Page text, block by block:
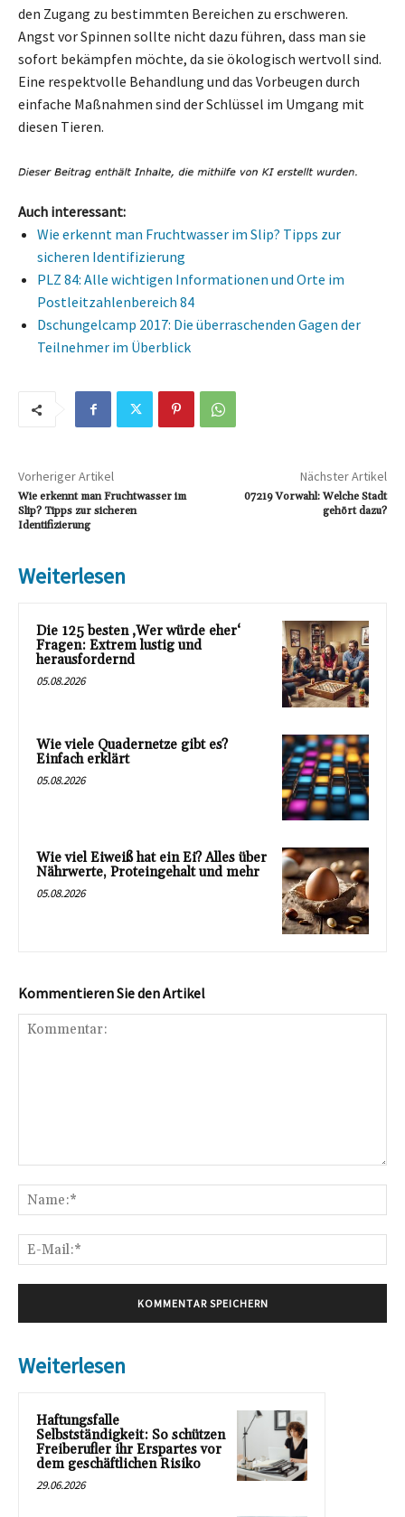
den Zugang zu bestimmten Bereichen zu erschweren.
Angst vor Spinnen sollte nicht dazu führen, dass man sie
sofort bekämpfen möchte, da sie ökologisch wertvoll sind.
Eine respektvolle Behandlung und das Vorbeugen durch
einfache Maßnahmen sind der Schlüssel im Umgang mit
diesen Tieren.
Auch interessant:
Wie erkennt man Fruchtwasser im Slip? Tipps zur
sicheren Identifizierung
PLZ 84: Alle wichtigen Informationen und Orte im
Postleitzahlenbereich 84
Dschungelcamp 2017: Die überraschenden Gagen der
Teilnehmer im Überblick
Vorheriger Artikel
Wie erkennt man Fruchtwasser im
Slip? Tipps zur sicheren
Identifizierung
Nächster Artikel
07219 Vorwahl: Welche Stadt
gehört dazu?
Weiterlesen
Die 125 besten ‚Wer würde eher‘
Fragen: Extrem lustig und
herausfordernd
05.08.2026
Wie viele Quadernetze gibt es?
Einfach erklärt
05.08.2026
Wie viel Eiweiß hat ein Ei? Alles über
Nährwerte, Proteingehalt und mehr
05.08.2026
Kommentieren Sie den Artikel
Weiterlesen
Haftungsfalle
Selbstständigkeit: So schützen
Freiberufler ihr Erspartes vor
dem geschäftlichen Risiko
29.06.2026